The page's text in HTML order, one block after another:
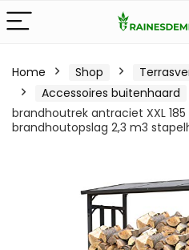
Home Shop
Accessoires buitenhaard
brandhoutrek antraciet XXL 185
brandhoutopslag 2,3 m3